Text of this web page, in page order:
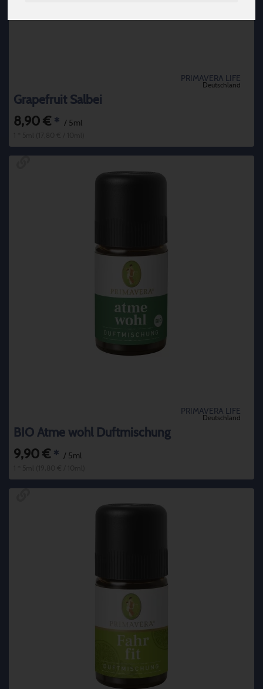
PRIMAVERA LIFE
Deutschland
Grapefruit Salbei
8,90 € * / 5ml
PRIMAVERA LIFE
Deutschland
BIO Atme wohl Duftmischung
9,90 € * / 5ml